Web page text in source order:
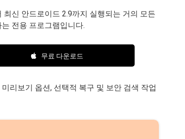
신 안드로이드 2.9까지 실행되는 거의 모든
전용 프로그램입니다.
무료 다운로드
리보기 옵션, 선택적 복구 및 보안 검색 작업